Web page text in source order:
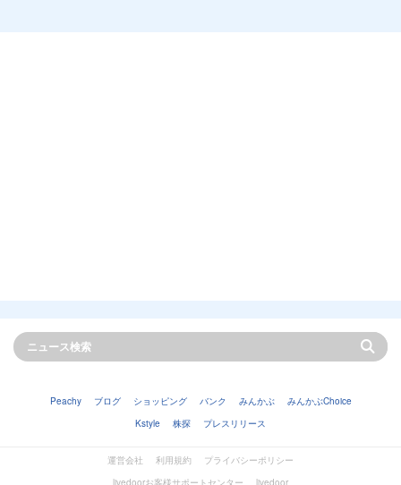
Peachy ブログ ショッピング バンク みんかぶ
みんかぶChoice
Kstyle
株探 プレスリリース
運営会社 利用規約
プライバシーポリシー
livedoorお客様サポートセンター
livedoor